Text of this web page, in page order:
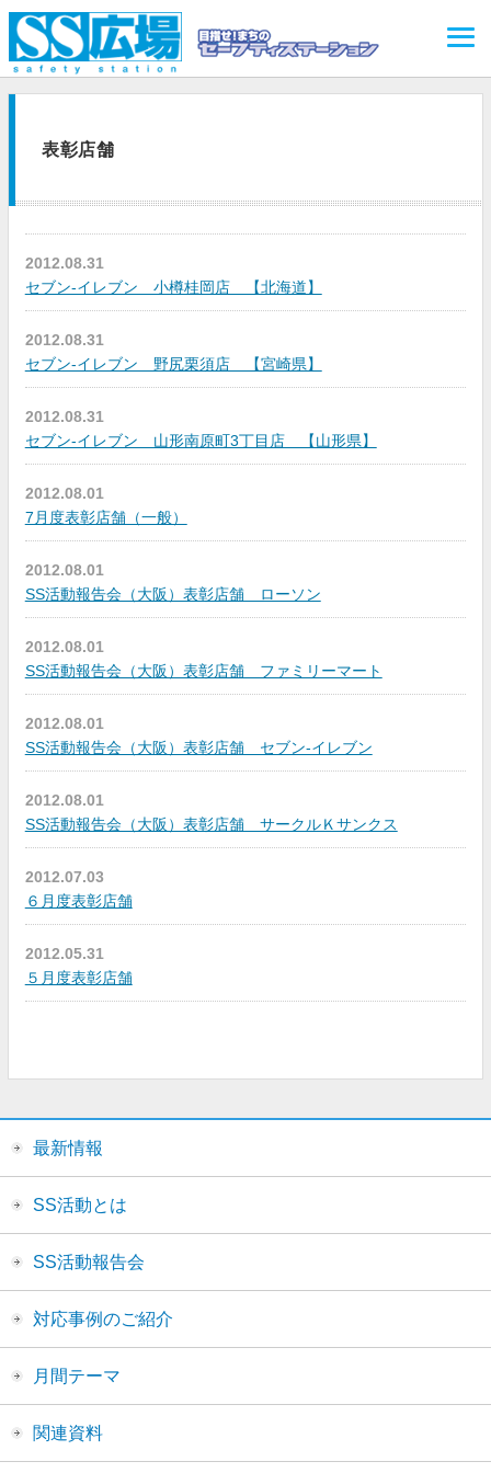
表彰店舗
2012.08.31
セブン-イレブン 小樽桂岡店 【北海道】
2012.08.31
セブン-イレブン 野尻栗須店 【宮崎県】
2012.08.31
セブン-イレブン 山形南原町3丁目店 【山形県】
2012.08.01
7月度表彰店舗（一般）
2012.08.01
SS活動報告会（大阪）表彰店舗 ローソン
2012.08.01
SS活動報告会（大阪）表彰店舗 ファミリーマート
2012.08.01
SS活動報告会（大阪）表彰店舗 セブン-イレブン
2012.08.01
SS活動報告会（大阪）表彰店舗 サークルＫサンクス
2012.07.03
６月度表彰店舗
2012.05.31
５月度表彰店舗
最新情報
SS活動とは
SS活動報告会
対応事例のご紹介
月間テーマ
関連資料